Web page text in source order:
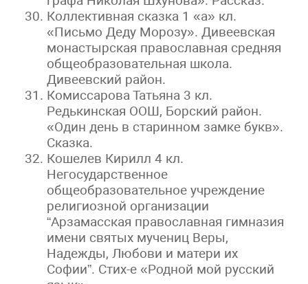
Коллективная сказка 1 «а» кл.
«Письмо Деду Морозу». Дивеевская
монастырская православная средняя
общеобразовательная школа.
Дивеевский район.
Комиссарова Татьяна 3 кл.
Редькинская ООШ, Борский район.
«Один день в старинном замке букв».
Сказка.
Кошелев Кирилл 4 кл.
Негосударственное
общеобразовательное учреждение
религиозной организации
“Арзамасская православная гимназия
имени святых мучениц Веры,
Надежды, Любови и матери их
Софии”. Стих-е «Родной мой русский